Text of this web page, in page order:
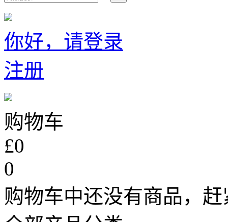
你好，请登录
注册
购物车
£0
0
购物车中还没有商品，